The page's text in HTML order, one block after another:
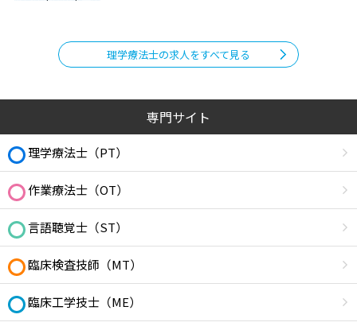
理学療法士の求人をすべて見る
専門サイト
理学療法士（PT）
作業療法士（OT）
言語聴覚士（ST）
臨床検査技師（MT）
臨床工学技士（ME）